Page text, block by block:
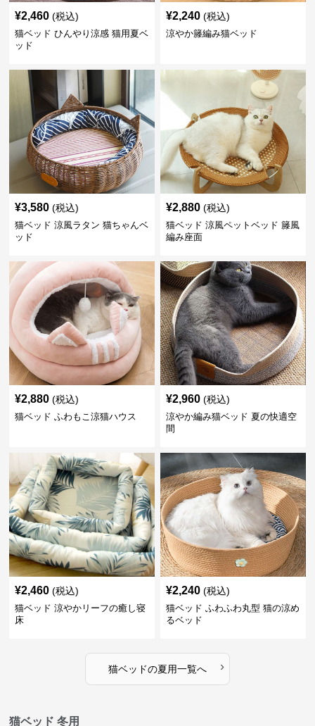
¥2,460 (税込)
猫ベッド ひんやり涼感 猫用夏ベ
ッド
¥2,240 (税込)
涼やか籐編み猫ベッド
¥3,580 (税込)
猫ベッド 涼風ラタン 猫ちゃんベ
ッド
¥2,880 (税込)
猫ベッド 涼風ペットベッド 籐風
編み座面
¥2,880 (税込)
猫ベッド ふわもこ涼猫ハウス
¥2,960 (税込)
涼やか編み猫ベッド 夏の快適空
間
¥2,460 (税込)
猫ベッド 涼やかリーフの癒し寝
床
¥2,240 (税込)
猫ベッド ふわふわ丸型 猫の涼め
るベッド
猫ベッドの夏用一覧へ ›
猫ベッド 冬用